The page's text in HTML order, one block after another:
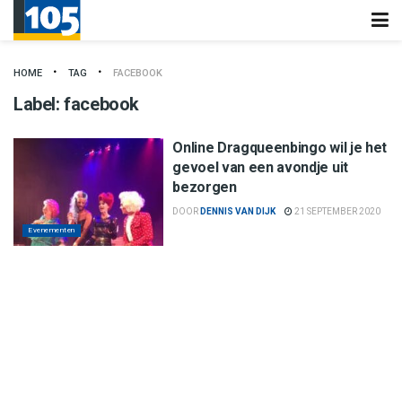
HOME TAG FACEBOOK
Label:facebook
Evenementen
Online Dragqueenbingo wil je het
gevoel van een avondje uit
bezorgen
DOOR DENNIS VAN DIJK 21 SEPTEMBER 2020